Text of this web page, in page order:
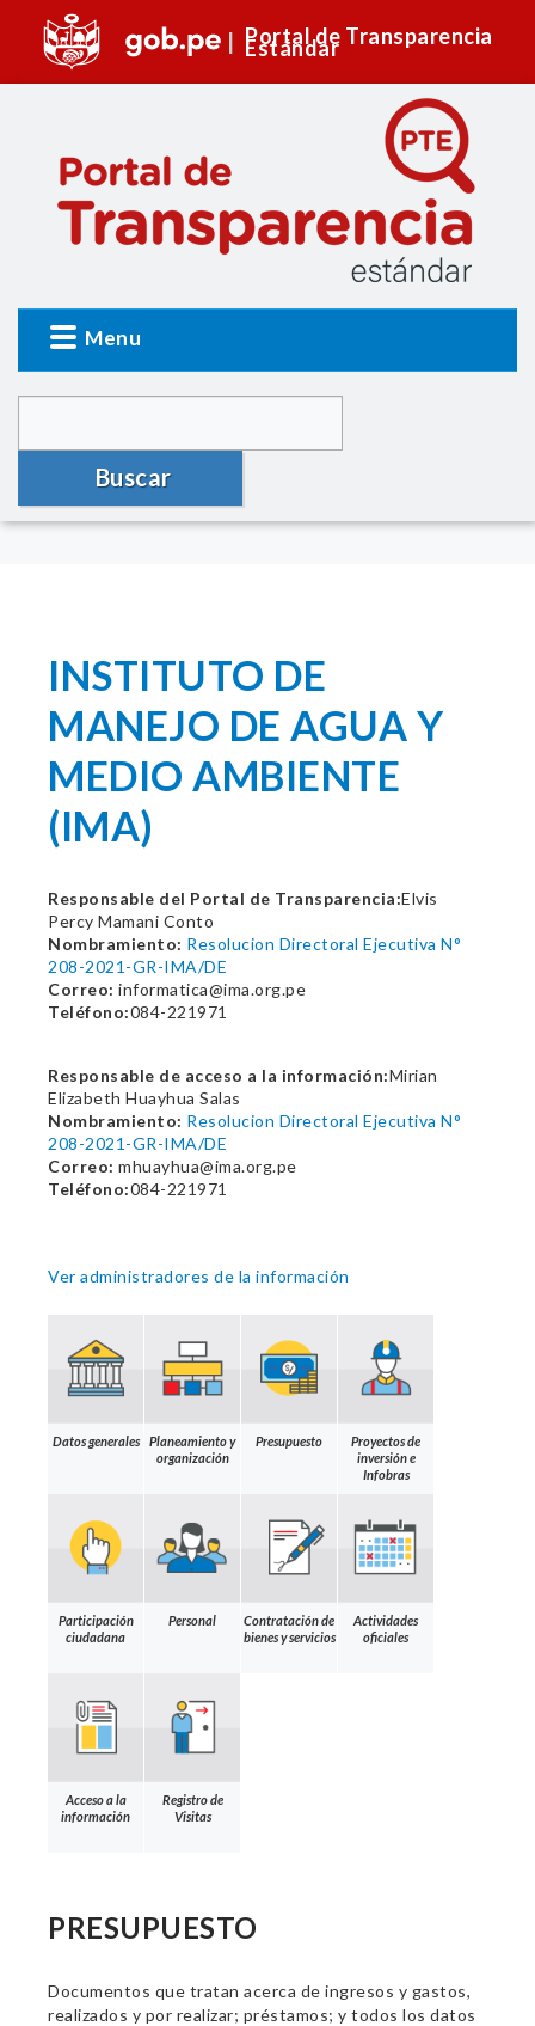
Portal de Transparencia
Estándar
Menu
Buscar
INSTITUTO DE
MANEJO DE AGUA Y
MEDIO AMBIENTE
(IMA)
Responsable del Portal de Transparencia:Elvis
Percy Mamani Conto
Nombramiento: Resolucion Directoral Ejecutiva N°
208-2021-GR-IMA/DE
Correo: informatica@ima.org.pe
Teléfono:084-221971
Responsable de acceso a la información:Mirian
Elizabeth Huayhua Salas
Nombramiento: Resolucion Directoral Ejecutiva N°
208-2021-GR-IMA/DE
Correo: mhuayhua@ima.org.pe
Teléfono:084-221971
Ver administradores de la información
Datos generales
Planeamiento y
organización
Presupuesto
Proyectos de
inversión e
Infobras
Participación
ciudadana
Personal
Contratación de
bienes y servicios
Actividades
oficiales
Acceso a la
información
Registro de
Visitas
PRESUPUESTO
Documentos que tratan acerca de ingresos y gastos,
realizados y por realizar; préstamos; y todos los datos